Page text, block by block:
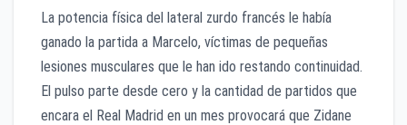
La potencia física del lateral zurdo francés le había
ganado la partida a Marcelo, víctimas de pequeñas
lesiones musculares que le han ido restando continuidad.
El pulso parte desde cero y la cantidad de partidos que
encara el Real Madrid en un mes provocará que Zidane